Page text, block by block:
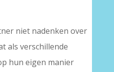
niet nadenken over
als verschillende
hun eigen manier